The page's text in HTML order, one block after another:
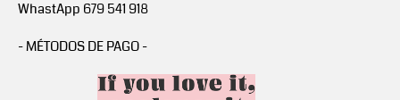
WhastApp 679 541 918
- MÉTODOS DE PAGO -